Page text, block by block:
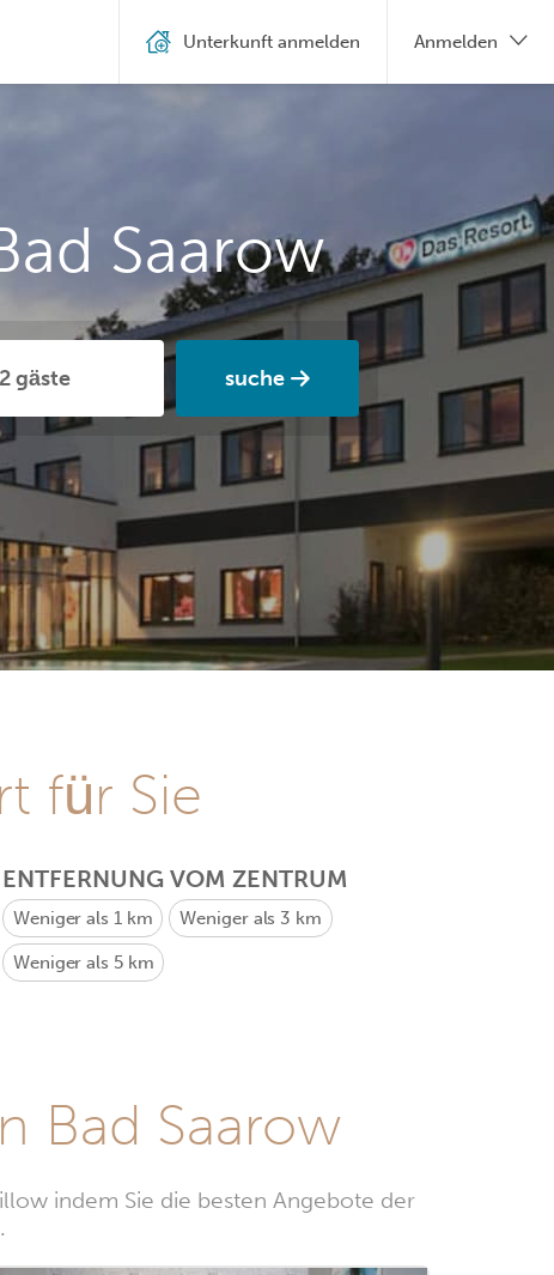
Saarow
suche
Unterkunft anmelden Anmelden
für Sie
ENTFERNUNG VOM ZENTRUM
Weniger als 1 km Weniger als 3 km
Weniger als 5 km
Bad Saarow
indem Sie die besten Angebote der